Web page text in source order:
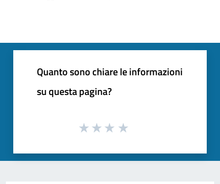
Quanto sono chiare le informazioni
su questa pagina?